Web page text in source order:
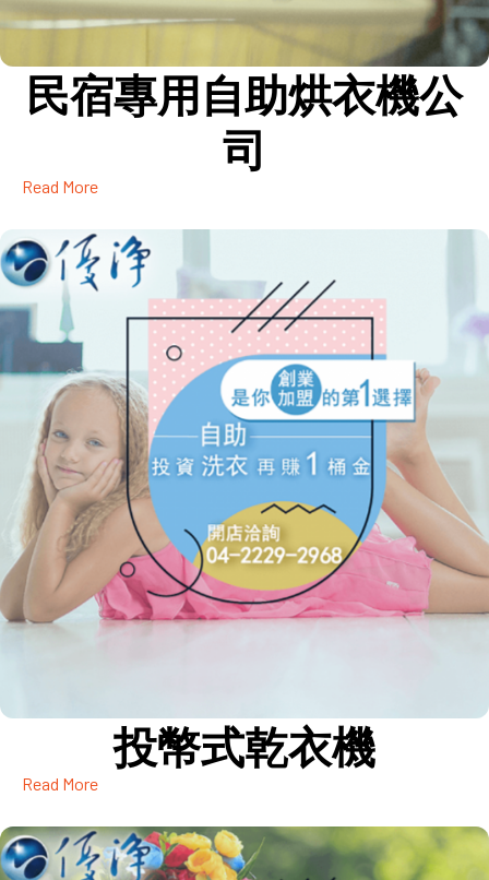
民宿專用自助烘衣機公
司
Read More
投幣式乾衣機
Read More